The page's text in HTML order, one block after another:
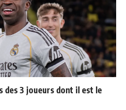
des 3 joueurs dont il est le